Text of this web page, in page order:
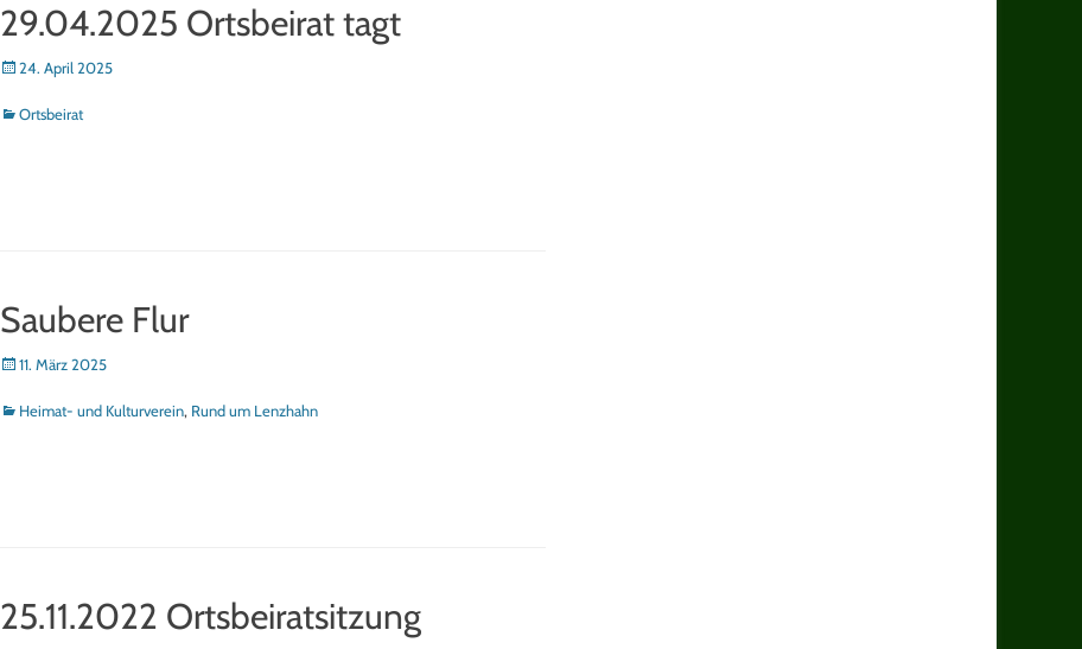
29.04.2025 Ortsbeirat tagt
Posted24. April 2025
Kategorien
Ortsbeirat
Saubere Flur
Posted
11. März 2025
Kategorien
Heimat- und Kulturverein, Rund um Lenzhahn
25.11.2022 Ortsbeiratsitzung